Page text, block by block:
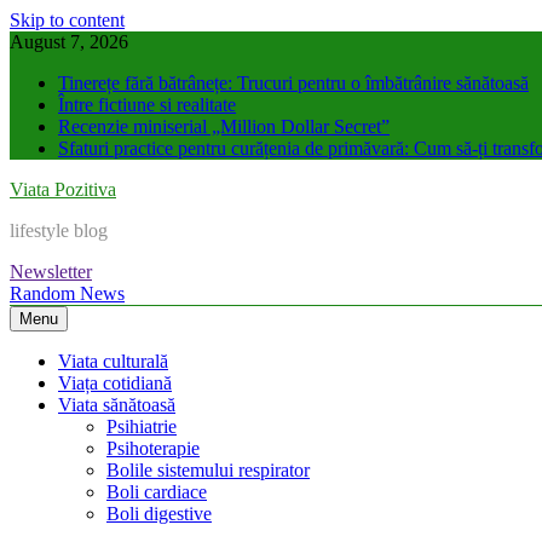
Skip to content
August 7, 2026
Tinerețe fără bătrânețe: Trucuri pentru o îmbătrânire sănătoasă
Între fictiune si realitate
Recenzie miniserial „Million Dollar Secret”
Sfaturi practice pentru curățenia de primăvară: Cum să-ți
Viata Pozitiva
lifestyle blog
Newsletter
Random News
Menu
Viata culturală
Viața cotidiană
Viata sănătoasă
Psihiatrie
Psihoterapie
Bolile sistemului respirator
Boli cardiace
Boli digestive